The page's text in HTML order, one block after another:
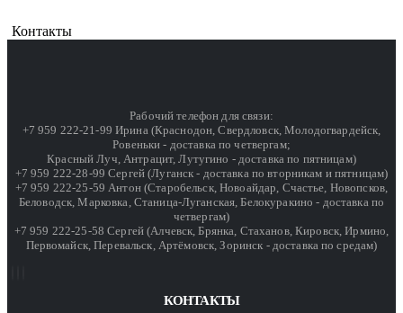
Контакты
Рабочий телефон для связи:
+7 959 222-21-99 Ирина (Краснодон, Свердловск, Молодогвардейск,
Ровеньки - доставка по четвергам;
Красный Луч, Антрацит, Лутугино - доставка по пятницам)
+7 959 222-28-99 Сергей (Луганск - доставка по вторникам и пятницам)
+7 959 222-25-59 Антон (Старобельск, Новоайдар, Счастье, Новопсков,
Беловодск, Марковка, Станица-Луганская, Белокуракино - доставка по
четвергам)
+7 959 222-25-58 Сергей (Алчевск, Брянка, Стаханов, Кировск, Ирмино,
Первомайск, Перевальск, Артёмовск, Зоринск - доставка по средам)
КОНТАКТЫ